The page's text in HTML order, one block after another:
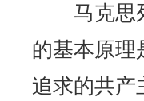
马克思列
的基本原理
追求的共产